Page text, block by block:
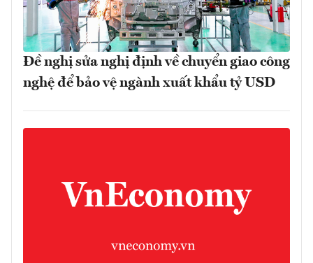
Đề nghị sửa nghị định về chuyển giao công
nghệ để bảo vệ ngành xuất khẩu tỷ USD